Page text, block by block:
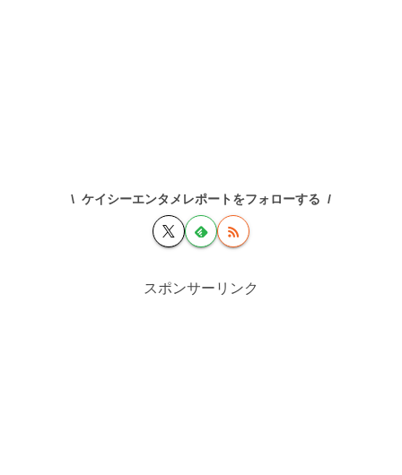
ケイシーエンタメレポートをフォローする
スポンサーリンク